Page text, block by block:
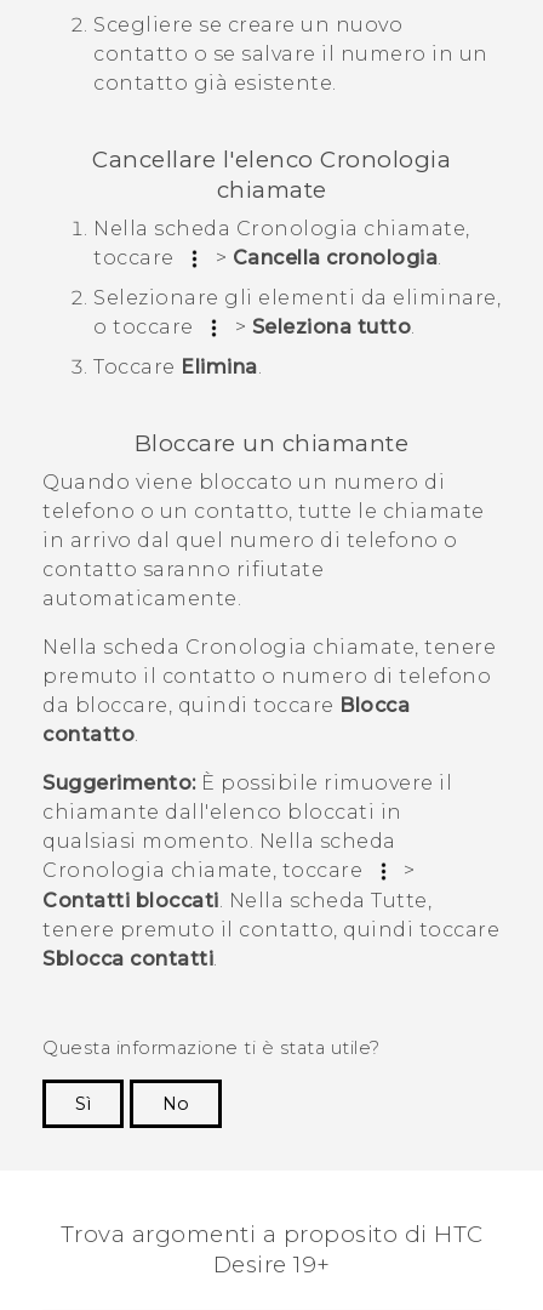
Scegliere se creare un nuovo
contatto o se salvare il numero in un
contatto già esistente.
Cancellare l'elenco Cronologia
chiamate
Nella scheda Cronologia chiamate,
toccare
> Cancella cronologia.
Selezionare gli elementi da eliminare,
o toccare
> Seleziona tutto.
Toccare Elimina.
Bloccare un chiamante
Quando viene bloccato un numero di
telefono o un contatto, tutte le chiamate
in arrivo dal quel numero di telefono o
contatto saranno rifiutate
automaticamente.
Nella scheda Cronologia chiamate, tenere
premuto il contatto o numero di telefono
da bloccare, quindi toccare Blocca
contatto.
Suggerimento:È possibile rimuovere il
chiamante dall'elenco bloccati in
qualsiasi momento. Nella scheda
Cronologia chiamate, toccare
>
Contatti bloccati. Nella scheda Tutte,
tenere premuto il contatto, quindi toccare
Sblocca contatti.
Questa informazione ti è stata utile?
Sì
No
Trova argomenti a proposito di ‎HTC
Desire 19+‎